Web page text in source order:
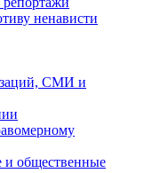
ненависти
СМИ и
и общественные